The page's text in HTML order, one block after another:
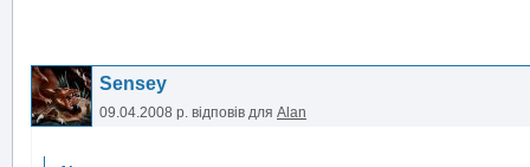
Sensey
09.04.2008 р. відповів для Alan